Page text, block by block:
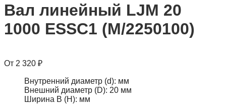
Вал линейный LJM 20
1000 ESSC1 (M/2250100)
2 320 ₽
Внутренний диаметр (d): мм
Внешний диаметр (D): 20 мм
Ширина B (H): мм